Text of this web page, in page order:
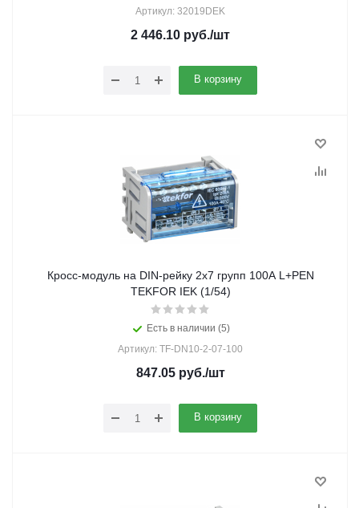
Артикул: 32019DEK
2 446.10 руб./шт
В корзину
Кросс-модуль на DIN-рейку 2х7 групп 100А L+PEN
TEKFOR IEK (1/54)
Есть в наличии (5)
Артикул: TF-DN10-2-07-100
847.05руб./шт
В корзину